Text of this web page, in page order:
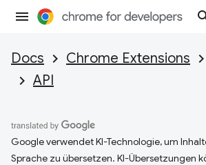
Docs Chrome Extensions
API
Google verwendet KI-Technologie, um
Sprache zu übersetzen. KI-Übersetzungen